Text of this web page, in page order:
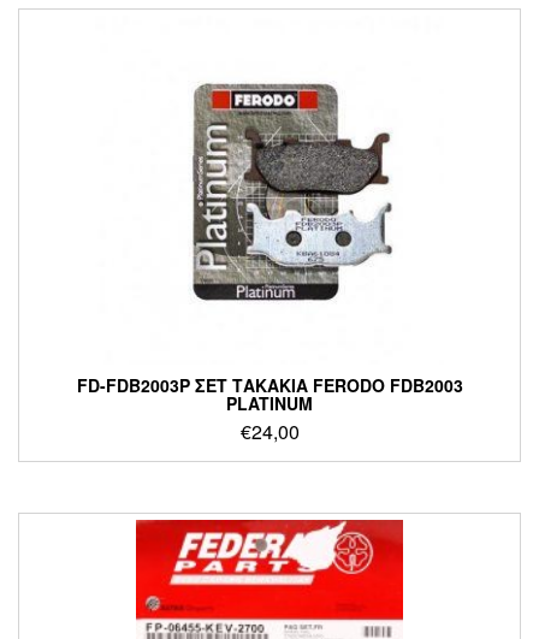
FD-FDB2003P ΣΕΤ ΤΑΚΑΚΙΑ FERODO FDB2003
PLATINUM
€24,00